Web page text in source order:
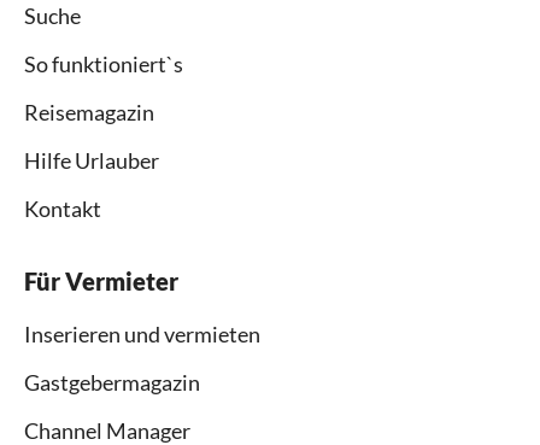
Suche
So funktioniert`s
Reisemagazin
Hilfe Urlauber
Kontakt
Für Vermieter
Inserieren und vermieten
Gastgebermagazin
Channel Manager